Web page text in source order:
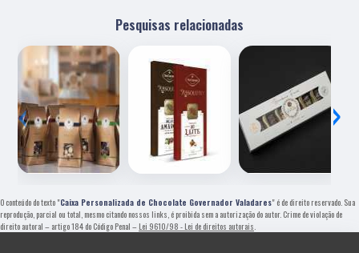
Pesquisas relacionadas
‹ ›
O conteúdo do texto "Caixa Personalizada de Chocolate Governador Valadares" é de direito reservado. Sua
reprodução, parcial ou total, mesmo citando nossos links, é proibida sem a autorização do autor. Crime de violação de
direito autoral – artigo 184 do Código Penal – Lei 9610/98 - Lei de direitos autorais